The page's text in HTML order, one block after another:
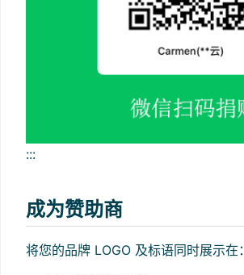
:::
成为赞助商
将您的品牌 LOGO 及标语同时展示在：